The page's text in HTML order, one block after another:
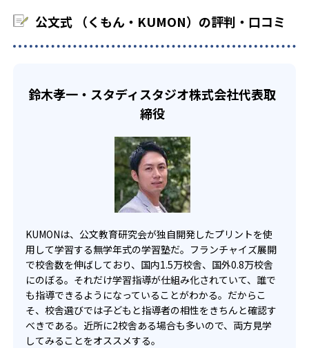
でも週2回受講できる。そのため、部活や他の習い事で忙し
らのオンライン受講と通室を組み合わせることも可能だ。
部活や習い事と両立したい生徒向け
KUMONでは、一人ひとりの学習状況やスケジュールに合わ
宿題の量や進め方に関しては、いつでも気軽に相談可能
だ。
公文式 （くもん・KUMON）の評判・口コミ
鈴木孝一・スタディスタジオ株式会社代表取
締役
KUMONは、公文教育研究会が独自開発したプリントを使
用して学習する無学年式の学習塾だ。フランチャイズ展開
で校舎数を伸ばしており、国内1.5万校舎、国外0.8万校舎
にのぼる。それだけ学習指導が仕組み化されていて、誰で
も指導できるようになっていることがわかる。だからこ
そ、校舎選びでは子どもと指導者の相性をきちんと確認す
べきである。近所に2校舎ある場合も多いので、両方見学
してみることをオススメする。